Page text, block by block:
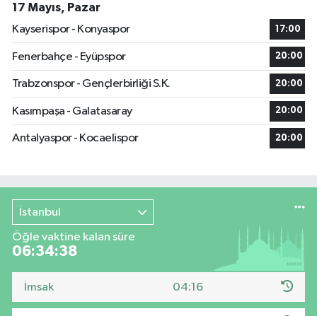
17 Mayıs, Pazar
Kayserispor - Konyaspor
17:00
Fenerbahçe - Eyüpspor 20:00
Trabzonspor - Gençlerbirliği S.K. 20:00
Kasımpaşa - Galatasaray 20:00
Antalyaspor - Kocaelispor 20:00
İstanbul
Öğle vaktine kalan süre
06:34:38
İmsak 04:16